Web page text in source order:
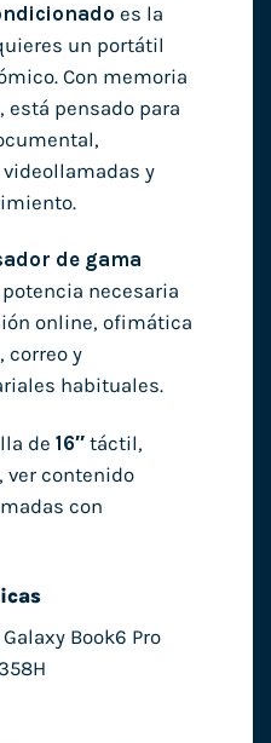
es la
un portátil
Con memoria
está pensado para
y
de gama
necesaria
online, ofimática
correo y
habituales.
de 16″táctil,
ver contenido
con
Book6 Pro